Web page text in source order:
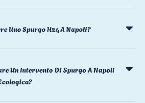
Uno Spurgo H24 A Napoli?
Un Intervento Di Spurgo A Napoli